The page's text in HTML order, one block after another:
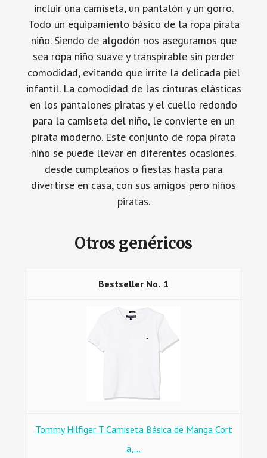
incluir una camiseta, un pantalón y un gorro.
Todo un equipamiento básico de la ropa pirata
niño. Siendo de algodón nos aseguramos que
sea ropa niño suave y transpirable sin perder
comodidad, evitando que irrite la delicada piel
infantil. La comodidad de las cinturas elásticas
en los pantalones piratas y el cuello redondo
para la camiseta del niño, le convierte en un
pirata moderno. Este conjunto de ropa pirata
niño se puede llevar en diferentes ocasiones.
desde cumpleaños o fiestas hasta para
divertirse en casa, con sus amigos pero niños
piratas.
Otros genéricos
1
Tommy Hilfiger T Camiseta Básica de Manga Cort
a,...